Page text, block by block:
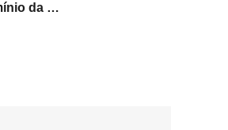
T entalha os perfis de alumínio da extrusão